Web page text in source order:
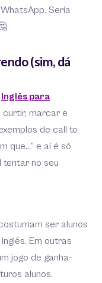
Seria
(sim, dá
Inglês para
curtir, marcar e
de call to
que…” e aí é só
tentar no seu
ser alunos
Em outras
jogo de ganha-
alunos.